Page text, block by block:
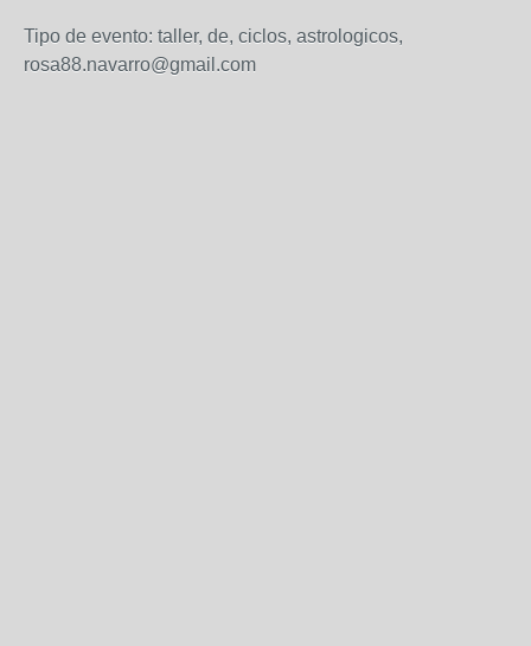
Tipo de evento: taller, de, ciclos, astrologicos,
rosa88.navarro@gmail.com